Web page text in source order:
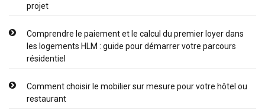
projet
Comprendre le paiement et le calcul du premier loyer dans
les logements HLM : guide pour démarrer votre parcours
résidentiel
Comment choisir le mobilier sur mesure pour votre hôtel ou
restaurant